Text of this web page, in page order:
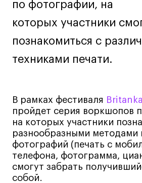
Навыки предпринимателя и
Онлайн
Маркетинг и генерация лидов
Очно + онлайн
Все программы
Техникум
Специалист кино- и
по фотографии, на
которых участники
познакомиться с
техниками печати.
В рамках фестиваля
пройдет серия воркшопов
на которых участники
разнообразными методами
фотографий (печать с
телефона, фотограмма,
смогут забрать
собой.